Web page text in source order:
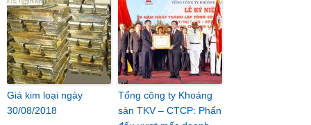
Giá kim loại ngày
30/08/2018
Tổng công ty Khoáng
sản TKV – CTCP: Phấn